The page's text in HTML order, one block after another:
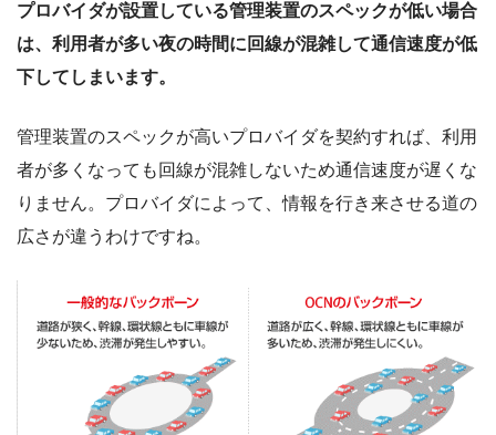
プロバイダが設置している管理装置のスペックが低い場合
は、利用者が多い夜の時間に回線が混雑して通信速度が低
下してしまいます。
管理装置のスペックが高いプロバイダを契約すれば、利用
者が多くなっても回線が混雑しないため通信速度が遅くな
りません。プロバイダによって、情報を行き来させる道の
広さが違うわけですね。